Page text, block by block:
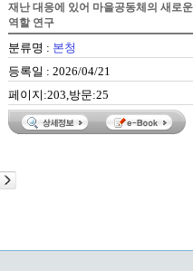
재난 대응에 있어 마을공동체의 새로운
역할 연구
분류명 : 본청
등록일 : 2026/04/21
페이지:203,방문:25